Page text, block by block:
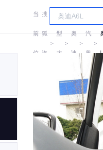
当
前
位
搜
狐
汽
＞
车
型
大
＞
奥
迪
＞
汽
奥
迪
＞